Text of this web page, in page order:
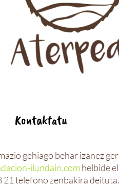
Kontaktatu
gehiago behar izanez
ilundain.comhelbide
21 telefono zenbakira deituta.